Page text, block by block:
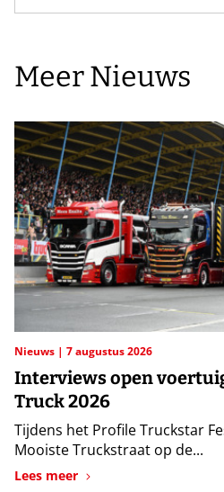
Meer Nieuws
Nieuws 7 augustus 2026
Interviews open
Truck 2026
Tijdens het Profile Truckstar
Mooiste Truckstraat op de...
Lees meer